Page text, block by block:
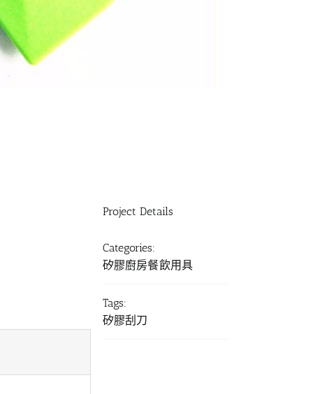
Project Details
Categories:
矽膠廚房餐飲用具
Tags:
矽膠刮刀